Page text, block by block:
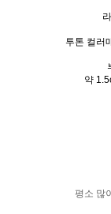
투톤 컬러
약
평소 많